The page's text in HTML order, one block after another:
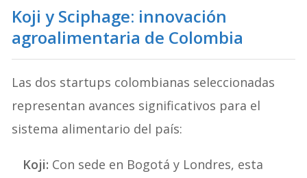
Koji y Sciphage: innovación
agroalimentaria de Colombia
Las dos startups colombianas seleccionadas
representan avances significativos para el
sistema alimentario del país:
Koji: Con sede en Bogotá y Londres, esta